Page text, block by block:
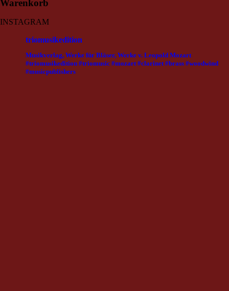
Warenkorb
INSTAGRAM
triomusikedition
Musikverlag, Werke für Bläser, Werke v. Leopold Mozart
#triomusikedition #triomusic #mozart #clarinet #brass #woodwind
#musicpublishers